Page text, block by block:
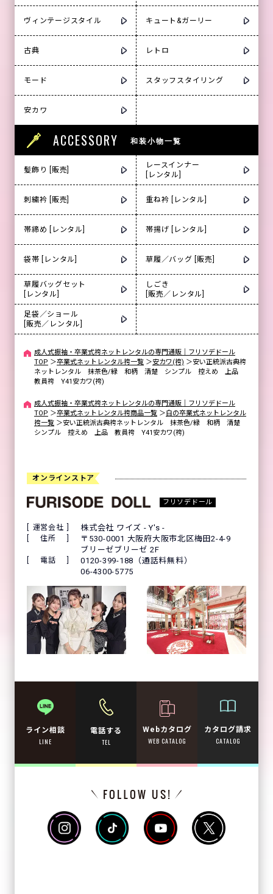
ヴィンテージスタイル キュート&ガーリー
古典 レトロ
モード スタッフスタイリング
安カワ
ACCESSORY 和装小物一覧
髪飾り [販売]
レースインナー
[レンタル]
刺繍衿 [販売] 重ね衿 [レンタル]
帯締め [レンタル] 帯揚げ [レンタル]
袋帯 [レンタル] 草履／バッグ [販売]
草履バッグセット
[レンタル]
しごき
[販売／レンタル]
足袋／ショール
[販売／レンタル]
成人式振袖・卒業式袴ネットレンタルの専門通販｜フリソデドール
TOP ＞卒業式ネットレンタル袴一覧 ＞安カワ(袴) ＞安い正統派古典袴
ネットレンタル 抹茶色/緑 和柄 清楚 シンプル 控えめ 上品
教員袴 Y41安カワ(袴)
成人式振袖・卒業式袴ネットレンタルの専門通販｜フリソデドール
TOP ＞卒業式ネットレンタル袴商品一覧 ＞白の卒業式ネットレンタル
袴一覧 ＞安い正統派古典袴ネットレンタル 抹茶色/緑 和柄 清楚
シンプル 控えめ 上品 教員袴 Y41安カワ(袴)
オンラインストア
フリソデドール
運営会社 株式会社 ワイズ - Y's -
住所
〒530-0001 大阪府大阪市北区梅田2-4-9
ブリーゼブリーゼ 2F
電話
0120-399-188（通話料無料）
06-4300-5775
ライン相談
LINE
電話する
TEL
Webカタログ
WEB CATALOG
カタログ請求
CATALOG